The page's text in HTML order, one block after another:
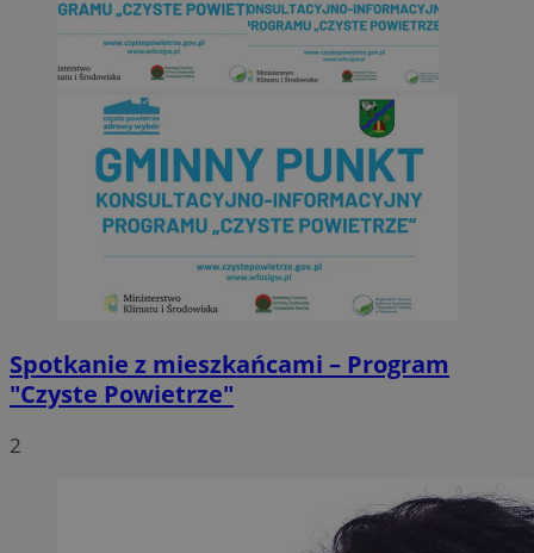
Spotkanie z mieszkańcami – Program
"Czyste Powietrze"
2